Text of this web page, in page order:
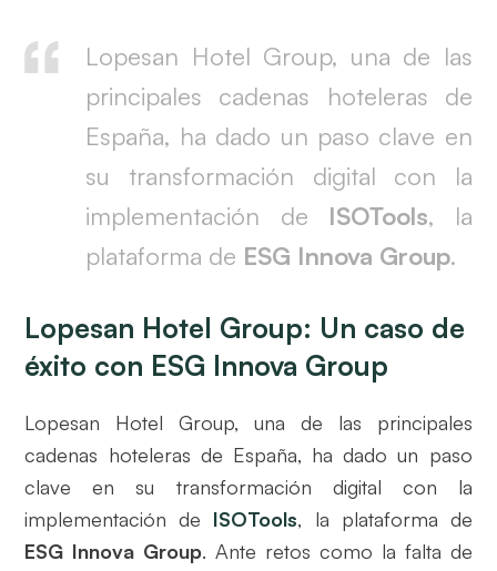
Lopesan Hotel Group, una de las
principales cadenas hoteleras de
España, ha dado un paso clave en
su transformación digital con la
implementación de ISOTools, la
plataforma de ESG Innova Group.
Lopesan Hotel Group: Un caso de
éxito con ESG Innova Group
Lopesan Hotel Group, una de las principales
cadenas hoteleras de España, ha dado un paso
clave en su transformación digital con la
implementación de ISOTools, la plataforma de
ESG Innova Group. Ante retos como la falta de